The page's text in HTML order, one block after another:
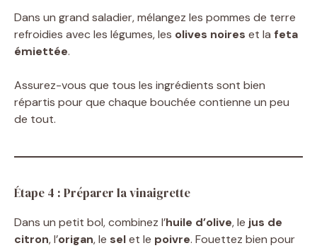
Dans un grand saladier, mélangez les pommes de terre
refroidies avec les légumes, les olives noires et la feta
émiettée.
Assurez-vous que tous les ingrédients sont bien
répartis pour que chaque bouchée contienne un peu
de tout.
Étape 4 : Préparer la vinaigrette
Dans un petit bol, combinez l’huile d’olive, le jus de
citron, l’origan, le selet le poivre. Fouettez bien pour